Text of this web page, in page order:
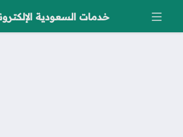
خدمات السعودية